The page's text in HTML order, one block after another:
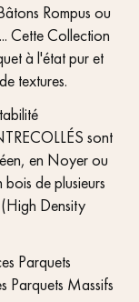
Rompus ou
Cette Collection
à l'état pur et
textures.
sont
en Noyer ou
de plusieurs
Density
Parquets
Parquets Massifs